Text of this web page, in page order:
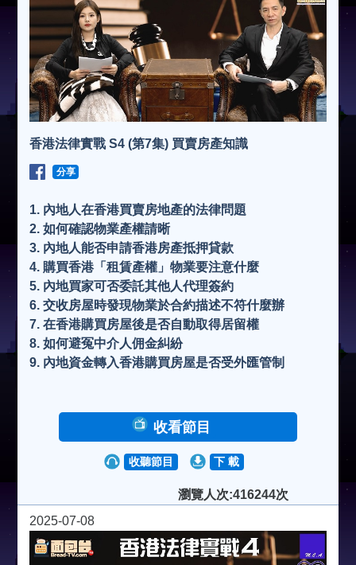
香港法律實戰 S4 (第7集) 買賣房產知識
分享
1. 內地人在香港買賣房地產的法律問題
2. 如何確認物業產權請晰
3. 內地人能否申請香港房產抵押貸款
4. 購買香港「租賃產權」物業要注意什麼
5. 內地買家可否委託其他人代理簽約
6. 交收房屋時發現物業於合約描述不符什麼辦
7. 在香港購買房屋後是否自動取得居留權
8. 如何避冤中介人佣金糾紛
9. 內地資金轉入香港購買房屋是否受外匯管制
收看節目
收聽節目 下 載
瀏覽人次:416244次
2025-07-08